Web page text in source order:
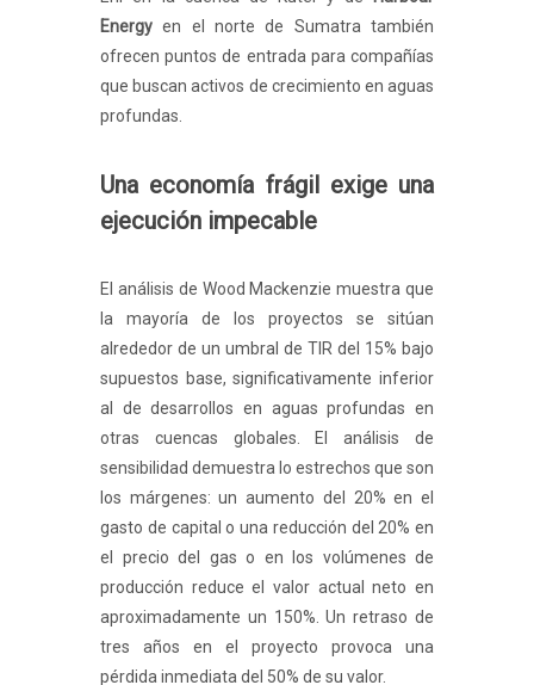
Energy en el norte de Sumatra también
ofrecen puntos de entrada para compañías
que buscan activos de crecimiento en aguas
profundas.
Una economía frágil exige una
ejecución impecable
El análisis de Wood Mackenzie muestra que
la mayoría de los proyectos se sitúan
alrededor de un umbral de TIR del 15% bajo
supuestos base, significativamente inferior
al de desarrollos en aguas profundas en
otras cuencas globales. El análisis de
sensibilidad demuestra lo estrechos que son
los márgenes: un aumento del 20% en el
gasto de capital o una reducción del 20% en
el precio del gas o en los volúmenes de
producción reduce el valor actual neto en
aproximadamente un 150%. Un retraso de
tres años en el proyecto provoca una
pérdida inmediata del 50% de su valor.